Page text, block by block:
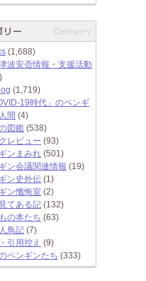
(1,688)
波安否情報・支援活動
(1,719)
19時代」のペンギ
間 (4)
図鑑 (538)
レビュー (93)
ンまみれ (501)
ン会議関連情報 (19)
ン史外伝 (1)
ン懺悔室 (2)
てある記 (132)
の本たち (63)
鳥記 (7)
引用控え (9)
ペンギンたち (333)